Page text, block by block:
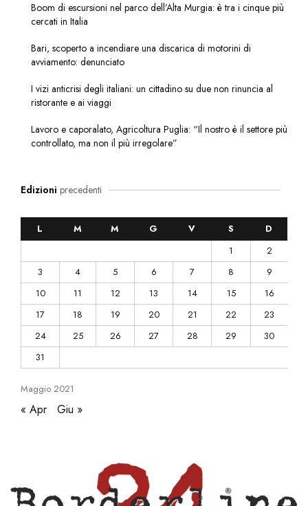
Boom di escursioni nel parco dell’Alta Murgia: è tra i cinque più
cercati in Italia
Bari, scoperto a incendiare una discarica di motorini di
avviamento: denunciato
I vizi anticrisi degli italiani: un cittadino su due non rinuncia al
ristorante e ai viaggi
Lavoro e caporalato, Agricoltura Puglia: “Il nostro è il settore più
controllato, ma non il più irregolare”
Edizioni precedenti
Maggio 2021
L M M G V S
D
1
2
3
4 5 6 7 8
9
10
11 12 13 14 15
16
17
18 19 20 21 22
23
24
25 26 27 28 29
30
31
« Apr Giu »